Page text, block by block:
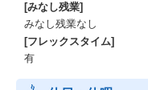
[みなし残業]
みなし残業なし
[フレックスタイム]
有